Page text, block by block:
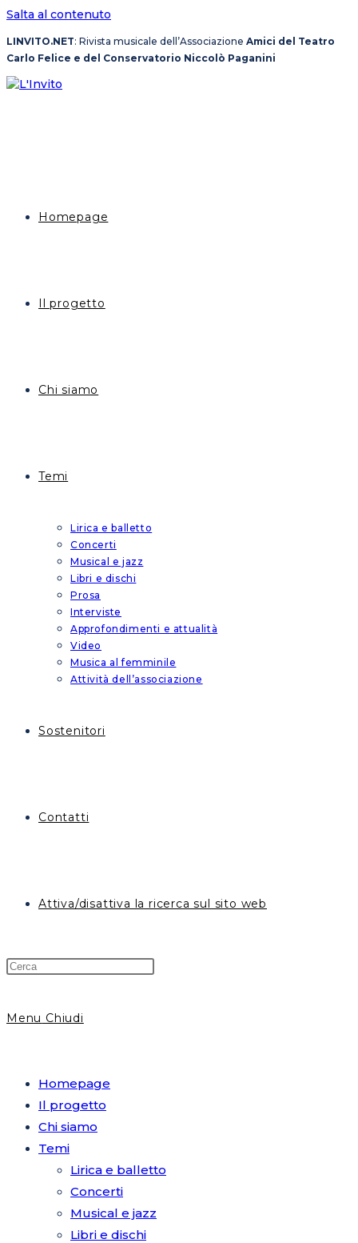
Salta al contenuto
LINVITO.NET: Rivista musicale dell’Associazione Amici del Teatro
Carlo Felice e del Conservatorio Niccolò Paganini
Homepage
Il progetto
Chi siamo
Temi
Lirica e balletto
Concerti
Musical e jazz
Libri e dischi
Prosa
Interviste
Approfondimenti e attualità
Video
Musica al femminile
Attività dell’associazione
Sostenitori
Contatti
Attiva/disattiva la ricerca sul sito web
Menu Chiudi
Homepage
Il progetto
Chi siamo
Temi
Lirica e balletto
Concerti
Musical e jazz
Libri e dischi